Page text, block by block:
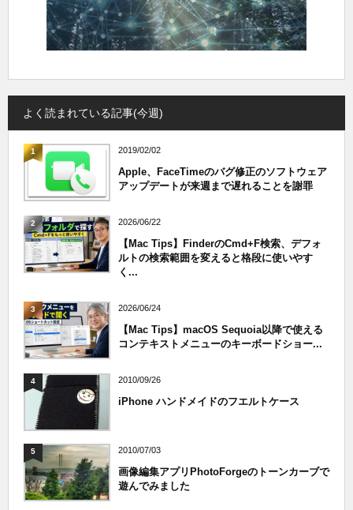
よく読まれている記事(今週)
1 2019/02/02
Apple、FaceTimeのバグ修正のソフトウェア
アップデートが来週まで遅れることを謝罪
2 2026/06/22
【Mac Tips】FinderのCmd+F検索、デフォ
ルトの検索範囲を変えると格段に使いやす
く...
3 2026/06/24
【Mac Tips】macOS Sequoia以降で使える
コンテキストメニューのキーボードショー...
4 2010/09/26
iPhone ハンドメイドのフエルトケース
5 2010/07/03
画像編集アプリPhotoForgeのトーンカーブで
遊んでみました